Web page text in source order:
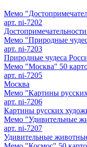
Мемо
арт. ni-7202
Мемо "Природные
арт. ni-7203
Природные чудеса
Мемо "Москва" 50
арт. ni-7205
Москва
Мемо "Картины
арт. ni-7206
Картины русских
Мемо "Удивительные
арт. ni-7207
Удивительные